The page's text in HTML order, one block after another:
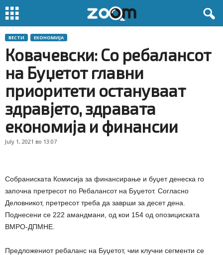
ВЕСТИ ЕКОНОМИЈА
Ковачевски: Со ребалансот
на Буџетот главни
приоритети остануваат
здравјето, здравата
економија и финансии
July 1, 2021 во 13:07
Собраниската Комисија за финансирање и буџет денеска го
започна претресот по Ребалансот на Буџетот. Согласно
Деловникот, претресот треба да заврши за десет дена.
Поднесени се 222 амандмани, од кои 154 од опозициската
ВМРО-ДПМНЕ.
Предложениот ребаланс на Буџетот, чии клучни сегменти се